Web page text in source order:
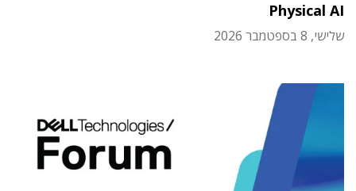
Physical AI
שלישי, 8 בספטמבר 2026